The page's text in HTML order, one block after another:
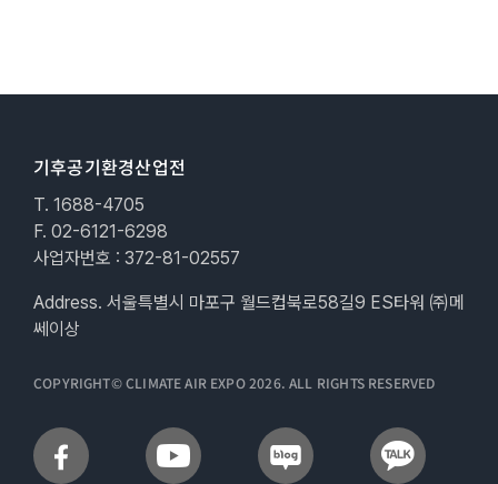
기후공기환경산업전
T. 1688-4705
F. 02-6121-6298
사업자번호 : 372-81-02557
Address. 서울특별시 마포구 월드컵북로58길9 ES타워 ㈜메
쎄이상
COPYRIGHT© CLIMATE AIR EXPO 2026. ALL RIGHTS RESERVED